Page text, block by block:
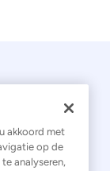
akkoord met
op de
analyseren,